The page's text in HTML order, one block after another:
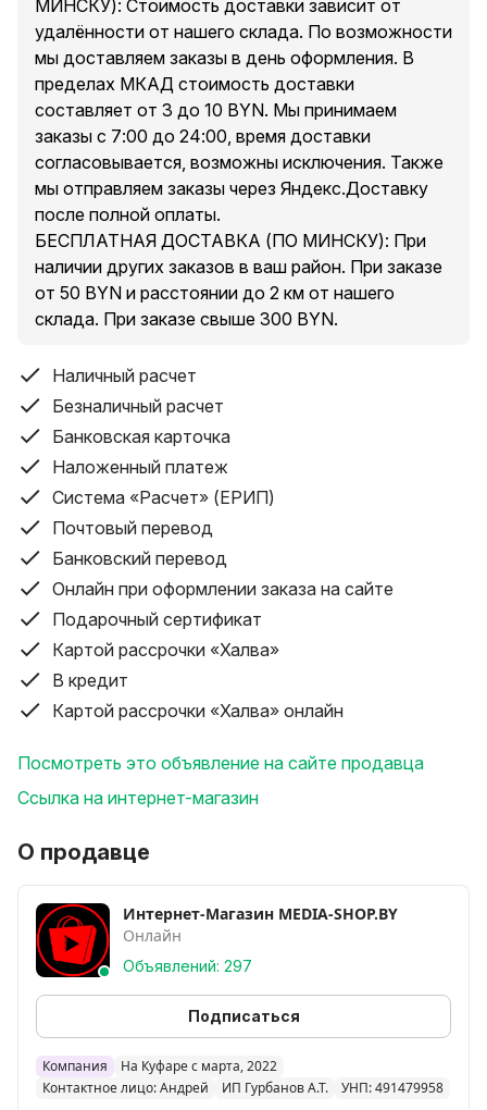
позволяя обрабатывать большие участки.
Культиватор легко в эксплуатации и маневренный,
поддерживая здоровую почву и способствуя
хорошему урожаю.
Особенности:
- Этот мощный и эффективный культиватор оснащен
четырьмя прочными стальными зубцами и работает
на скорости до 330 оборотов в минуту. Он быстро
обрабатывает участки шириной до 8,4 дюйма и
глубиной до 6 дюймов.
- Безопасность на первом месте.
Для вашей безопасности культиватор оснащен
устройство, нужно одновременно нажать кнопку
безопасности и спусковой крючок.
- Простота в уходе.Культиватор оборудован
барьером, который предотвращает разбрызгивание
грязи. Это делает его легким в очистке.
- Универсальность. Этот беспроводной роторный
культиватор идеально подходит для небольших
садов, приподнятых грядок и клумб. Он может
использоваться для различных задач: от рыхления
почвы до прополки и очистки старых, твердых
участков земли.
Характеристики:
Материал: АБС + металл
Лезвие: 4 шт.
Мощность: 550 Вт
лезвия)
Ширина обработки: 35 см (модель MK); 22 см
(модель W-2)
Размер режущего полотна: 22 см
2. Фреза
3. Крепления для фрез
МИНСКУ): Стоимость доставки зависит от
удалённости от нашего склада. По возможности
мы доставляем заказы в день оформления. В
пределах МКАД стоимость доставки
составляет от 3 до 10 BYN. Мы принимаем
заказы с 7:00 до 24:00, время доставки
согласовывается, возможны исключения. Также
мы отправляем заказы через Яндекс.Доставку
после полной оплаты. ⠀⠀⠀⠀⠀⠀⠀⠀
БЕСПЛАТНАЯ ДОСТАВКА (ПО МИНСКУ): При
наличии других заказов в ваш район. При заказе
от 50 BYN и расстоянии до 2 км от нашего
склада. При заказе свыше 300 BYN.
Наличный расчет
Безналичный расчет
Банковская карточка
Наложенный платеж
Система «Расчет» (ЕРИП)
Почтовый перевод
Банковский перевод
Онлайн при оформлении заказа на сайте
Подарочный сертификат
Картой рассрочки «Халва»
В кредит
Картой рассрочки «Халва» онлайн
Посмотреть это объявление на сайте продавца
Ссылка на интернет-магазин
О продавце
Интернет-Магазин MEDIA-SHOP.BY
Онлайн
Объявлений: 297
Подписаться
Компания
На Куфаре с марта, 2022
Контактное лицо: Андрей
ИП Гурбанов А.Т. УНП: 491479958